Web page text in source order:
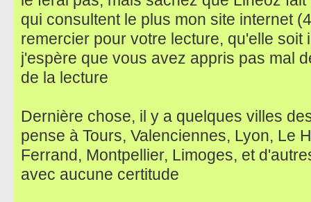
qui consultent le plus mon site internet
remercier pour votre lecture, qu'elle soit
j'espère que vous avez appris pas mal
de la lecture
Dernière chose, il y a quelques villes
pense à Tours, Valenciennes, Lyon, Le
Ferrand, Montpellier, Limoges, et
avec aucune certitude